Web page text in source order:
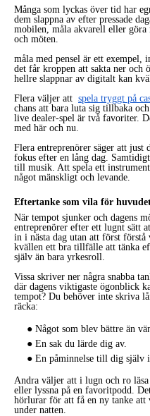
Många som lyckas över tid har
dem slappna av efter pressade
mobilen, måla akvarell eller göra
och möten.
måla med pensel är ett
det får kroppen att sakta ner och
hellre slappnar av digitalt kan
Flera väljer att spela tryggt på
chans att bara luta sig tillbaka
live dealer-spel är två favoriter.
med här och nu.
Flera entreprenörer säger att just
fokus efter en lång dag.
till musik. Att spela ett
något mänskligt och levande.
Eftertanke som vila för
När tempot sjunker och dagens
entreprenörer efter ett lugnt sätt
in i nästa dag utan att först
kvällen ett bra tillfälle att tänka
själv än bara yrkesroll.
Vissa skriver ner några snabba
där dagens viktigaste ögonblick
tempot? Du behöver inte skriva
räcka:
● Något som blev bättre än
● En sak du lärde dig av.
● En påminnelse till dig själv
Andra väljer att i lugn och ro
eller lyssna på en favoritpodd.
hörlurar för att få en ny tanke att
under natten.